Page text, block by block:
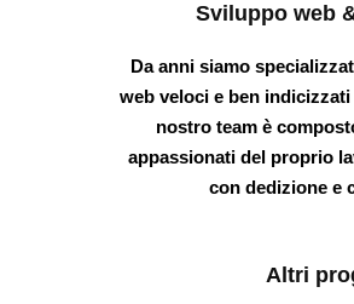
Sviluppo web
Da anni siamo
web veloci e ben
nostro team è
appassionati del proprio
con dedizione e
Altri